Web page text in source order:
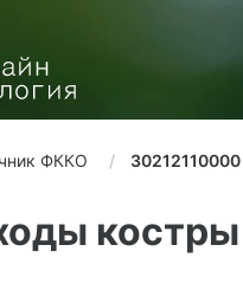
ФККО 30212110000
костры